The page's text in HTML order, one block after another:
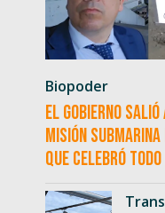
Biopoder
El Gobierno
misión submarina
que celebró